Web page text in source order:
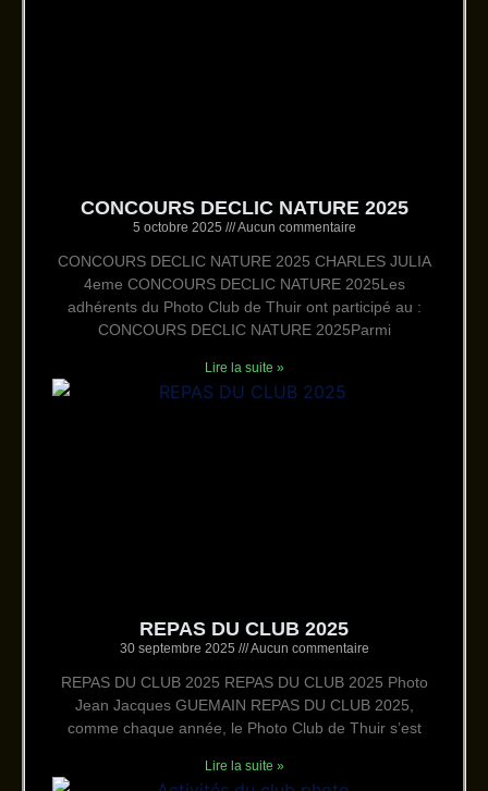
CONCOURS DECLIC NATURE 2025
5 octobre 2025 Aucun commentaire
CONCOURS DECLIC NATURE 2025 CHARLES JULIA
4eme CONCOURS DECLIC NATURE 2025Les
adhérents du Photo Club de Thuir ont participé au :
CONCOURS DECLIC NATURE 2025Parmi
Lire la suite »
REPAS DU CLUB 2025
30 septembre 2025 Aucun commentaire
REPAS DU CLUB 2025 REPAS DU CLUB 2025 Photo
Jean Jacques GUEMAIN REPAS DU CLUB 2025,
comme chaque année, le Photo Club de Thuir s’est
Lire la suite »